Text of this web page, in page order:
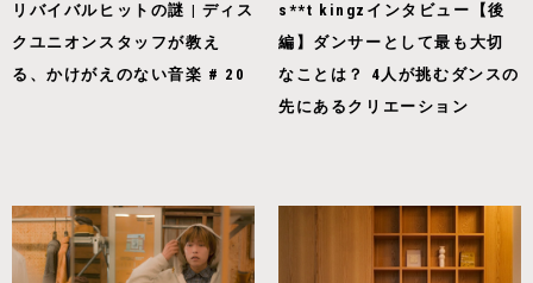
リバイバルヒットの謎 | ディス
クユニオンスタッフが教え
る、かけがえのない音楽 # 20
s**t kingzインタビュー【後
編】ダンサーとして最も大切
なことは？ 4人が挑むダンスの
先にあるクリエーション